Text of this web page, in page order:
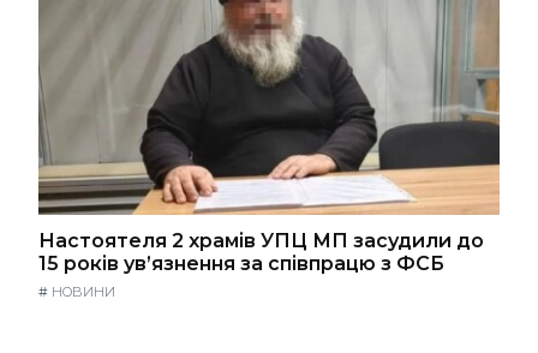
Настоятеля 2 храмів УПЦ МП засудили до
15 років ув’язнення за співпрацю з ФСБ
# НОВИНИ